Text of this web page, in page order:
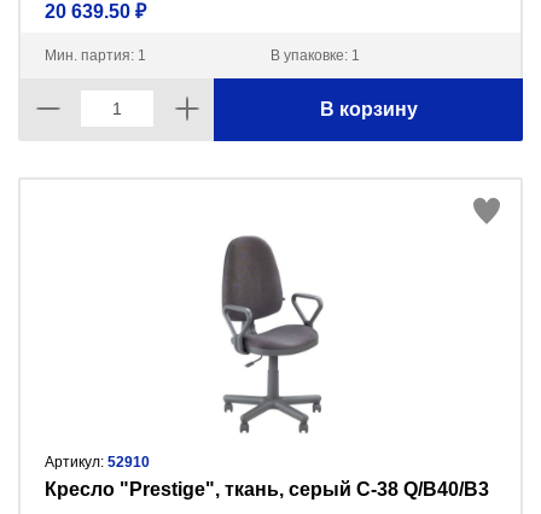
20 639.50 ₽
Мин. партия: 1 В упаковке: 1
В корзину
Артикул: 52910
Кресло "Prestige", ткань, серый C-38 Q/В40/В3